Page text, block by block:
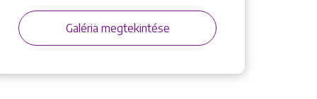
Galéria megtekintése